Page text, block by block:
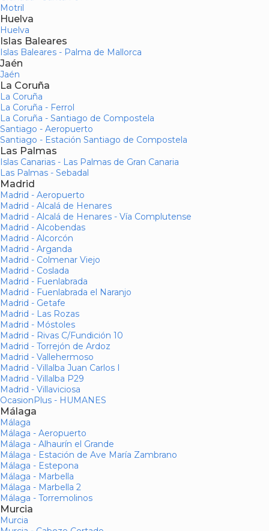
Motril
Huelva
Huelva
Islas Baleares
Islas Baleares - Palma de Mallorca
Jaén
Jaén
La Coruña
La Coruña
La Coruña - Ferrol
La Coruña - Santiago de Compostela
Santiago - Aeropuerto
Santiago - Estación Santiago de Compostela
Las Palmas
Islas Canarias - Las Palmas de Gran Canaria
Las Palmas - Sebadal
Madrid
Madrid - Aeropuerto
Madrid - Alcalá de Henares
Madrid - Alcalá de Henares - Vía Complutense
Madrid - Alcobendas
Madrid - Alcorcón
Madrid - Arganda
Madrid - Colmenar Viejo
Madrid - Coslada
Madrid - Fuenlabrada
Madrid - Fuenlabrada el Naranjo
Madrid - Getafe
Madrid - Las Rozas
Madrid - Móstoles
Madrid - Rivas C/Fundición 10
Madrid - Torrejón de Ardoz
Madrid - Vallehermoso
Madrid - Villalba Juan Carlos I
Madrid - Villalba P29
Madrid - Villaviciosa
OcasionPlus - HUMANES
Málaga
Málaga
Málaga - Aeropuerto
Málaga - Alhaurín el Grande
Málaga - Estación de Ave María Zambrano
Málaga - Estepona
Málaga - Marbella
Málaga - Marbella 2
Málaga - Torremolinos
Murcia
Murcia